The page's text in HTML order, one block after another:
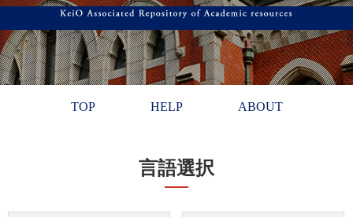
TOP HELP ABOUT
言語選択